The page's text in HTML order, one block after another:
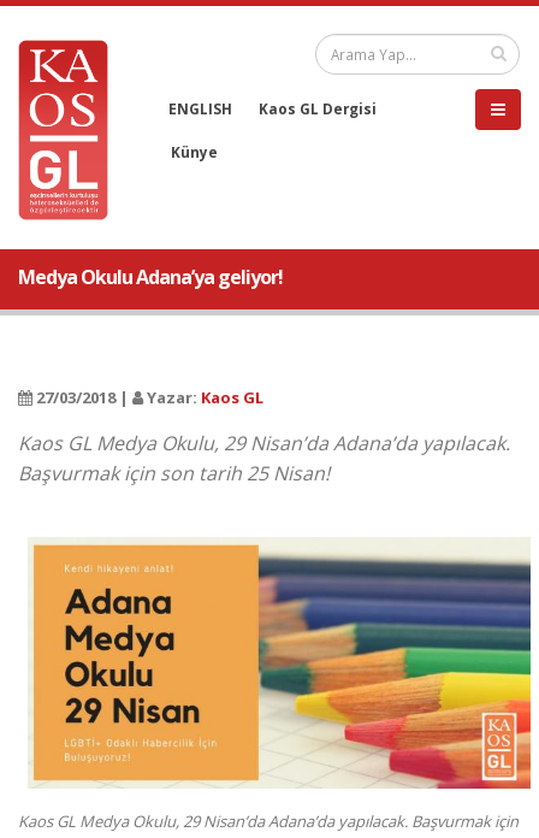
ENGLISH Kaos GL Dergisi
Künye
Medya Okulu Adana’ya geliyor!
27/03/2018 | Yazar: Kaos GL
​Kaos GL Medya Okulu, 29 Nisan’da Adana’da yapılacak.
Başvurmak için son tarih 25 Nisan!
Kaos GL Medya Okulu, 29 Nisan’da Adana’da yapılacak. Başvurmak için